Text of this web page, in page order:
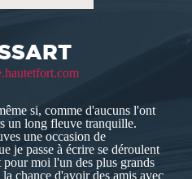
si, comme d'aucuns l'ont
un long fleuve tranquille.
une occasion de
je passe à écrire se déroulent
pour moi l'un des plus grands
chance d'avoir des amis avec